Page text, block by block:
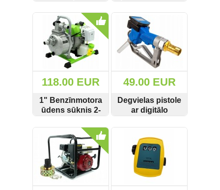
40L/min
SKATĪT PIRKT
smalcinātāju
SKATĪT PIRKT
118.00 EUR
1" Benzīnmotora
ūdens sūknis 2-
BP-7904 7902
SKATĪT PIRKT
49.00 EUR
Degvielas pistole
ar digitālo
SKATĪT PIRKT